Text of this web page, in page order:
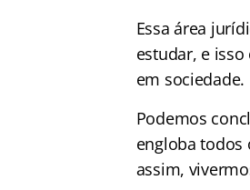
Essa área
estudar, e
em sociedade.
Podemos
engloba todos
assim,